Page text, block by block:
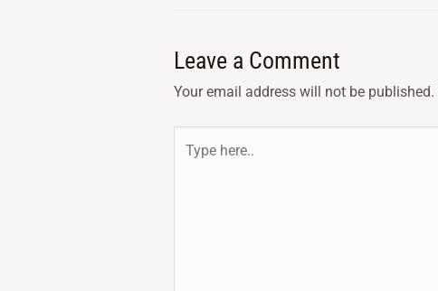
Leave a Comment
Your email address will not be published.
here..